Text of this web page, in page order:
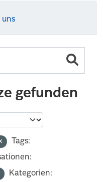
uns
gefunden
Tags:
Kategorien: